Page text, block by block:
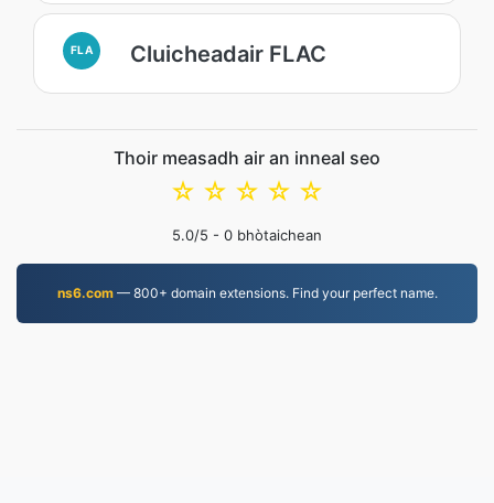
FLA Cluicheadair FLAC
Thoir measadh air an inneal seo
☆
☆
☆
☆
☆
5.0/5 - 0 bhòtaichean
ns6.com— 800+ domain extensions. Find your perfect name.